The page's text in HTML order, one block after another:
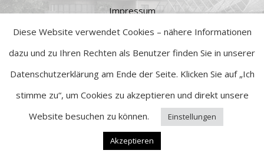
Impressum
Powered by ANKERBUDE | © Copyright 2019 | All Rights Reserved
FacebookInstagramYouTube
Diese Website verwendet Cookies – nähere Informationen
dazu und zu Ihren Rechten als Benutzer finden Sie in unserer
Datenschutzerklärung am Ende der Seite. Klicken Sie auf „Ich
stimme zu“, um Cookies zu akzeptieren und direkt unsere
Website besuchen zu können.
Einstellungen
Akzeptieren